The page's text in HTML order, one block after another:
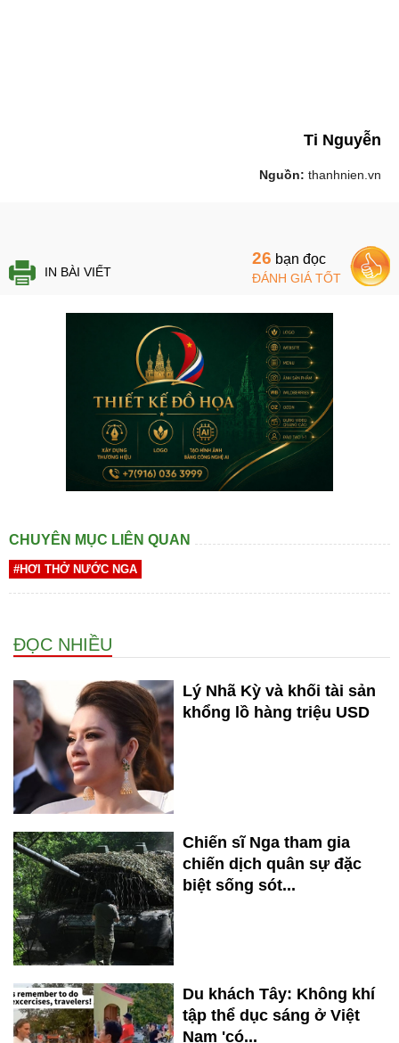
Ti Nguyễn
Nguồn: thanhnien.vn
IN BÀI VIẾT
26 bạn đọc
ĐÁNH GIÁ TỐT
CHUYÊN MỤC LIÊN QUAN
#HƠI THỞ NƯỚC NGA
ĐỌC NHIỀU
Lý Nhã Kỳ và khối tài sản
khổng lồ hàng triệu USD
Chiến sĩ Nga tham gia
chiến dịch quân sự đặc
biệt sống sót...
Du khách Tây: Không khí
tập thể dục sáng ở Việt
Nam 'có...